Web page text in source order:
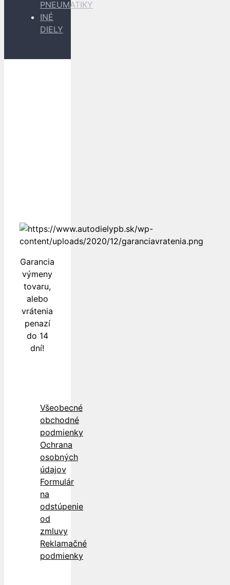
PNEUMATIKY
INÉ
DIELY
Garancia
výmeny
tovaru,
alebo
vrátenia
penazí
do 14
dní!
Všeobecné
obchodné
podmienky
Ochrana
osobných
údajov
Formulár
na
odstúpenie
od
zmluvy
Reklamačné
podmienky